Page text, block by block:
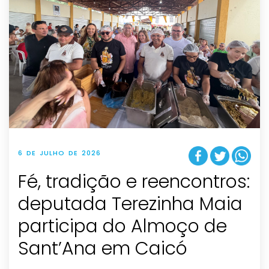
6 DE JULHO DE 2026
Fé, tradição e reencontros:
deputada Terezinha Maia
participa do Almoço de
Sant’Ana em Caicó